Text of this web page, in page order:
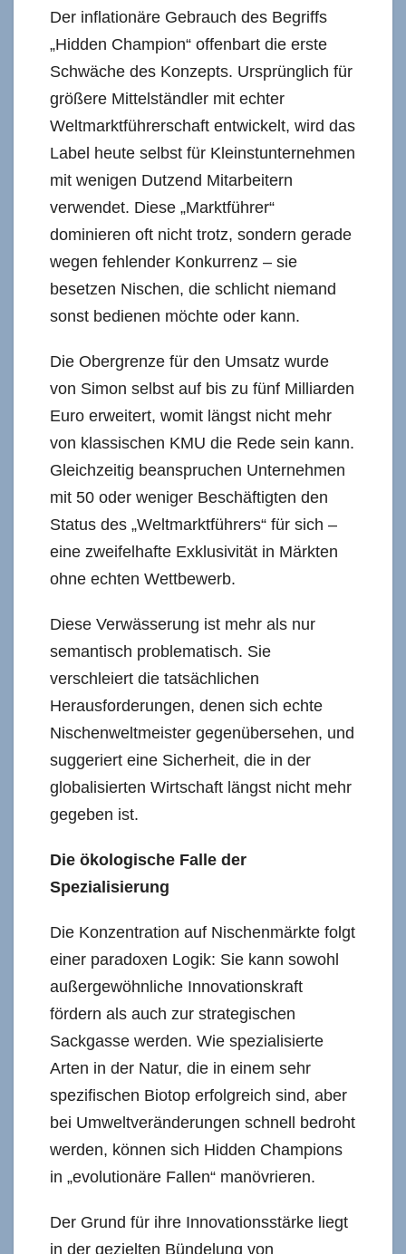
Der inflationäre Gebrauch des Begriffs
„Hidden Champion“ offenbart die erste
Schwäche des Konzepts. Ursprünglich für
größere Mittelständler mit echter
Weltmarktführerschaft entwickelt, wird das
Label heute selbst für Kleinstunternehmen
mit wenigen Dutzend Mitarbeitern
verwendet. Diese „Marktführer“
dominieren oft nicht trotz, sondern gerade
wegen fehlender Konkurrenz – sie
besetzen Nischen, die schlicht niemand
sonst bedienen möchte oder kann.
Die Obergrenze für den Umsatz wurde
von Simon selbst auf bis zu fünf Milliarden
Euro erweitert, womit längst nicht mehr
von klassischen KMU die Rede sein kann.
Gleichzeitig beanspruchen Unternehmen
mit 50 oder weniger Beschäftigten den
Status des „Weltmarktführers“ für sich –
eine zweifelhafte Exklusivität in Märkten
ohne echten Wettbewerb.
Diese Verwässerung ist mehr als nur
semantisch problematisch. Sie
verschleiert die tatsächlichen
Herausforderungen, denen sich echte
Nischenweltmeister gegenübersehen, und
suggeriert eine Sicherheit, die in der
globalisierten Wirtschaft längst nicht mehr
gegeben ist.
Die ökologische Falle der
Spezialisierung
Die Konzentration auf Nischenmärkte folgt
einer paradoxen Logik: Sie kann sowohl
außergewöhnliche Innovationskraft
fördern als auch zur strategischen
Sackgasse werden. Wie spezialisierte
Arten in der Natur, die in einem sehr
spezifischen Biotop erfolgreich sind, aber
bei Umweltveränderungen schnell bedroht
werden, können sich Hidden Champions
in „evolutionäre Fallen“ manövrieren.
Der Grund für ihre Innovationsstärke liegt
in der gezielten Bündelung von